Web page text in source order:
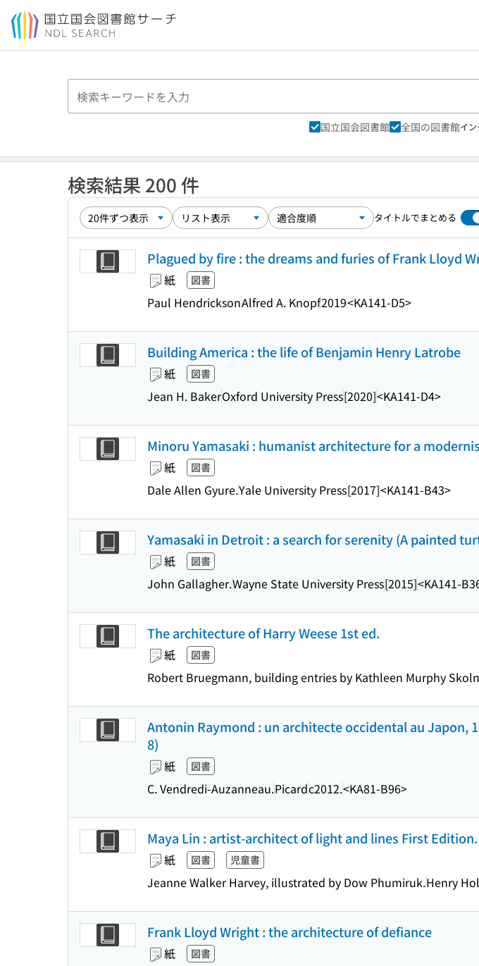
本文へ移動
国立国会図書館 全国の図書館イ
検索結果 200 件
タイトルでまとめる
Plagued by fire : the dreams and furies of Frank Lloyd
紙 図書
Paul HendricksonAlfred A. Knopf2019<KA141-D5>
Building America : the life of Benjamin Henry Latrobe
紙 図書
Jean H. BakerOxford University Press[2020]<KA141-D4>
Minoru Yamasaki : humanist architecture for a
紙 図書
Dale Allen Gyure.Yale University Press[2017]<KA141-B43>
Yamasaki in Detroit : a search for serenity (A painted
紙 図書
John Gallagher.Wayne State University Press[2015]<KA141-
The architecture of Harry Weese 1st ed.
紙 図書
Robert Bruegmann, building entries by Kathleen Murphy
Antonin Raymond : un architecte occidental au Japon,
8)
紙 図書
C. Vendredi-Auzanneau.Picardc2012.<KA81-B96>
Maya Lin : artist-architect of light and lines First Edition.
紙 図書 児童書
Jeanne Walker Harvey, illustrated by Dow Phumiruk.Henry
Frank Lloyd Wright : the architecture of defiance
紙 図書